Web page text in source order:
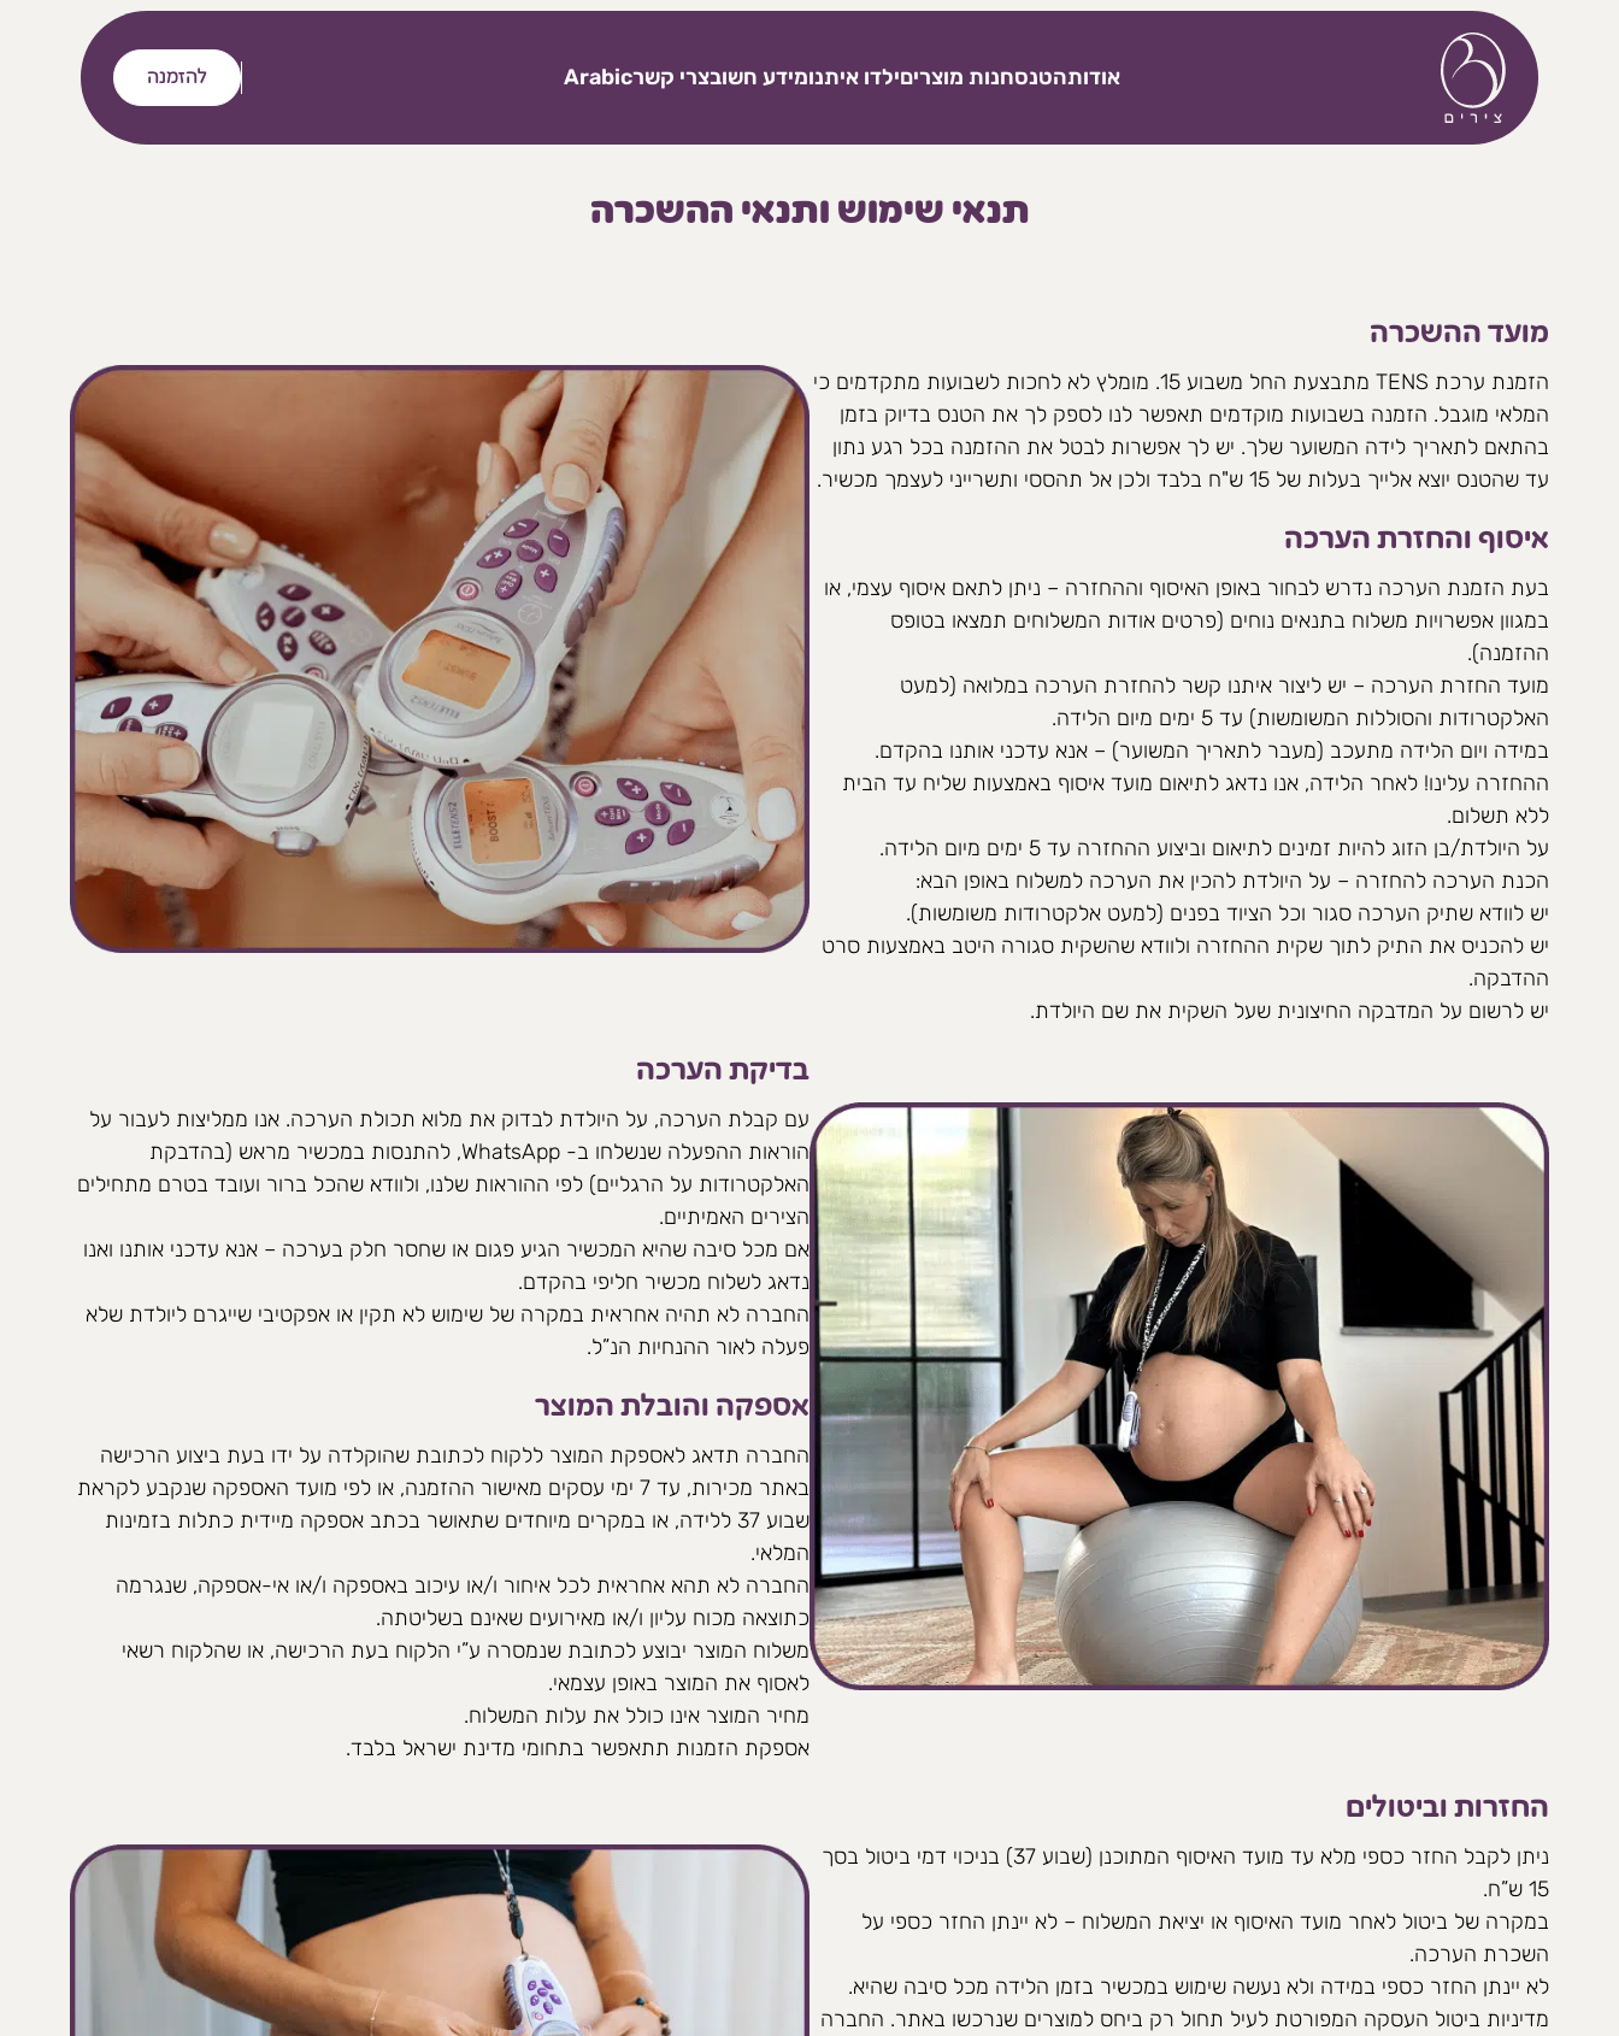
אודותהטנסחנות מוצריםילדו איתנומידע חשובצרי קשרArabic להזמנה
תנאי שימוש ותנאי ההשכרה
מועד ההשכרה
הזמנת ערכת TENS מתבצעת החל משבוע 15. מומלץ לא לחכות לשבועות מתקדמים כי
המלאי מוגבל. הזמנה בשבועות מוקדמים תאפשר לנו לספק לך את הטנס בדיוק בזמן
בהתאם לתאריך לידה המשוער שלך. יש לך אפשרות לבטל את ההזמנה בכל רגע נתון
עד שהטנס יוצא אלייך בעלות של 15 ש"ח בלבד ולכן אל תהססי ותשרייני לעצמך מכשיר.
איסוף והחזרת הערכה
בעת הזמנת הערכה נדרש לבחור באופן האיסוף וההחזרה – ניתן לתאם איסוף עצמי, או
במגוון אפשרויות משלוח בתנאים נוחים (פרטים אודות המשלוחים תמצאו בטופס
ההזמנה).
מועד החזרת הערכה – יש ליצור איתנו קשר להחזרת הערכה במלואה (למעט
האלקטרודות והסוללות המשומשות) עד 5 ימים מיום הלידה.
במידה ויום הלידה מתעכב (מעבר לתאריך המשוער) – אנא עדכני אותנו בהקדם.
ההחזרה עלינו! לאחר הלידה, אנו נדאג לתיאום מועד איסוף באמצעות שליח עד הבית
ללא תשלום.
על היולדת/בן הזוג להיות זמינים לתיאום וביצוע ההחזרה עד 5 ימים מיום הלידה.
הכנת הערכה להחזרה – על היולדת להכין את הערכה למשלוח באופן הבא:
יש לוודא שתיק הערכה סגור וכל הציוד בפנים (למעט אלקטרודות משומשות).
יש להכניס את התיק לתוך שקית ההחזרה ולוודא שהשקית סגורה היטב באמצעות סרט
ההדבקה.
יש לרשום על המדבקה החיצונית שעל השקית את שם היולדת.
בדיקת הערכה
עם קבלת הערכה, על היולדת לבדוק את מלוא תכולת הערכה. אנו ממליצות לעבור על
הוראות ההפעלה שנשלחו ב- WhatsApp, להתנסות במכשיר מראש (בהדבקת
האלקטרודות על הרגליים) לפי ההוראות שלנו, ולוודא שהכל ברור ועובד בטרם מתחילים
הצירים האמיתיים.
אם מכל סיבה שהיא המכשיר הגיע פגום או שחסר חלק בערכה – אנא עדכני אותנו ואנו
נדאג לשלוח מכשיר חליפי בהקדם.
החברה לא תהיה אחראית במקרה של שימוש לא תקין או אפקטיבי שייגרם ליולדת שלא
פעלה לאור ההנחיות הנ”ל.
אספקה והובלת המוצר
החברה תדאג לאספקת המוצר ללקוח לכתובת שהוקלדה על ידו בעת ביצוע הרכישה
באתר מכירות, עד 7 ימי עסקים מאישור ההזמנה, או לפי מועד האספקה שנקבע לקראת
שבוע 37 ללידה, או במקרים מיוחדים שתאושר בכתב אספקה מיידית כתלות בזמינות
המלאי.
החברה לא תהא אחראית לכל איחור ו/או עיכוב באספקה ו/או אי-אספקה, שנגרמה
כתוצאה מכוח עליון ו/או מאירועים שאינם בשליטתה.
משלוח המוצר יבוצע לכתובת שנמסרה ע”י הלקוח בעת הרכישה, או שהלקוח רשאי
לאסוף את המוצר באופן עצמאי.
מחיר המוצר אינו כולל את עלות המשלוח.
אספקת הזמנות תתאפשר בתחומי מדינת ישראל בלבד.
החזרות וביטולים
ניתן לקבל החזר כספי מלא עד מועד האיסוף המתוכנן (שבוע 37) בניכוי דמי ביטול בסך
15 ש”ח.
במקרה של ביטול לאחר מועד האיסוף או יציאת המשלוח – לא יינתן החזר כספי על
השכרת הערכה.
לא יינתן החזר כספי במידה ולא נעשה שימוש במכשיר בזמן הלידה מכל סיבה שהיא.
מדיניות ביטול העסקה המפורטת לעיל תחול רק ביחס למוצרים שנרכשו באתר. החברה